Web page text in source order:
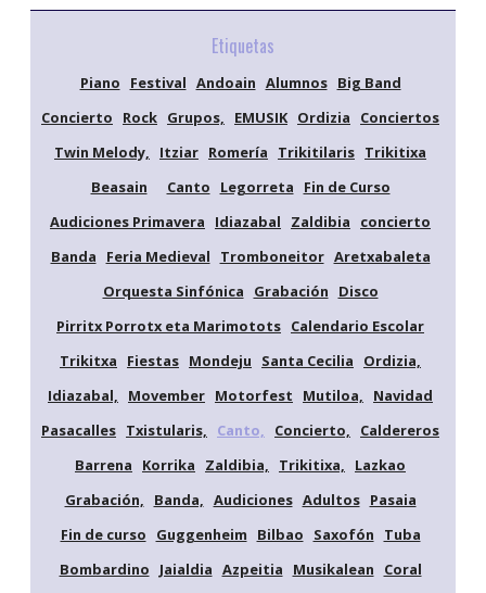
Etiquetas
Piano Festival Andoain Alumnos Big Band
Concierto
Rock Grupos, EMUSIK Ordizia
Conciertos
Twin Melody,
Itziar Romería Trikitilaris Trikitixa
Beasain
Canto Legorreta
Fin de Curso
Audiciones Primavera
Idiazabal Zaldibia
concierto
Banda
Feria Medieval Tromboneitor Aretxabaleta
Orquesta Sinfónica
Grabación
Disco
Pirritx Porrotx eta Marimotots Calendario Escolar
Trikitxa
Fiestas Mondeju Santa Cecilia
Ordizia,
Idiazabal,
Movember Motorfest Mutiloa,
Navidad
Pasacalles Txistularis, Canto, Concierto,
Caldereros
Barrena
Korrika Zaldibia, Trikitixa,
Lazkao
Grabación,
Banda, Audiciones Adultos Pasaia
Fin de curso
Guggenheim Bilbao Saxofón
Tuba
Bombardino
Jaialdia Azpeitia Musikalean
Coral